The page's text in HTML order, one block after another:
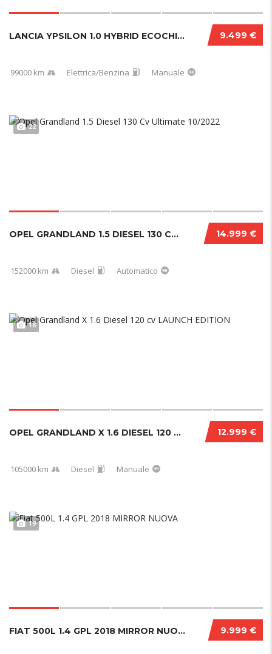
9.499 €
LANCIA YPSILON 1.0 HYBRID ECOCHIC GOLD 2021....
99000 km Elettrica/Benzina Manuale
22
14.999 €
OPEL GRANDLAND 1.5 DIESEL 130 CV ULTIMATE 10...
152000 km Diesel Automatico
18
12.999 €
OPEL GRANDLAND X 1.6 DIESEL 120 CV LAUNCH ED...
105000 km Diesel Manuale
19
9.999 €
FIAT 500L 1.4 GPL 2018 MIRROR NUOVA